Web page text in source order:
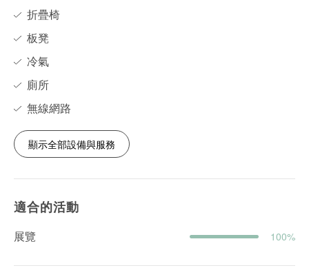
折疊椅
板凳
冷氣
廁所
無線網路
顯示全部設備與服務
適合的活動
展覽 100%